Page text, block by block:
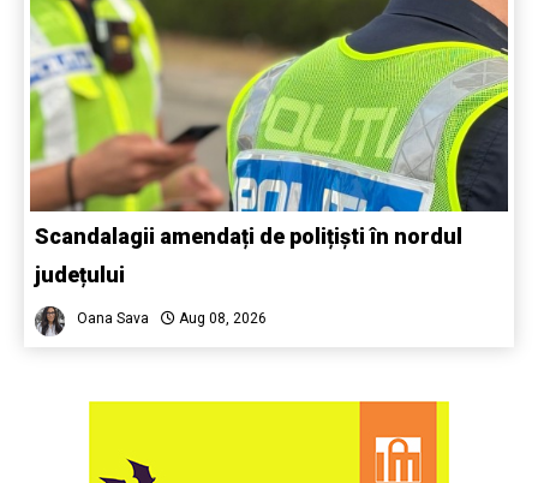
Scandalagii amendați de polițiști în nordul
județului
Oana Sava Aug 08, 2026